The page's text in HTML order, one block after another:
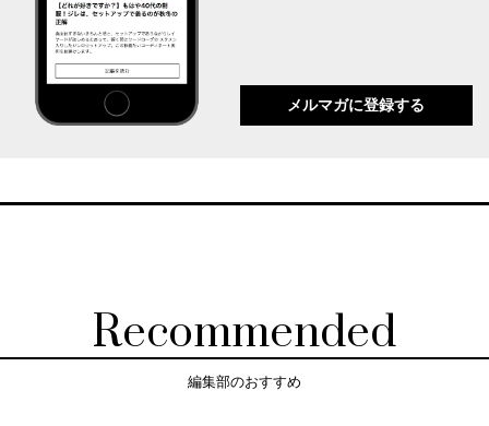
メルマガに登録する
Recommended
編集部のおすすめ